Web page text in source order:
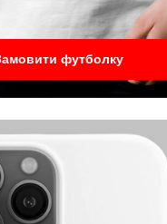
футболку